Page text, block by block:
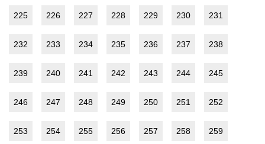
225 226 227 228 229 230 231
232 233 234 235 236 237 238
239 240 241 242 243 244 245
246 247 248 249 250 251 252
253 254 255 256 257 258 259